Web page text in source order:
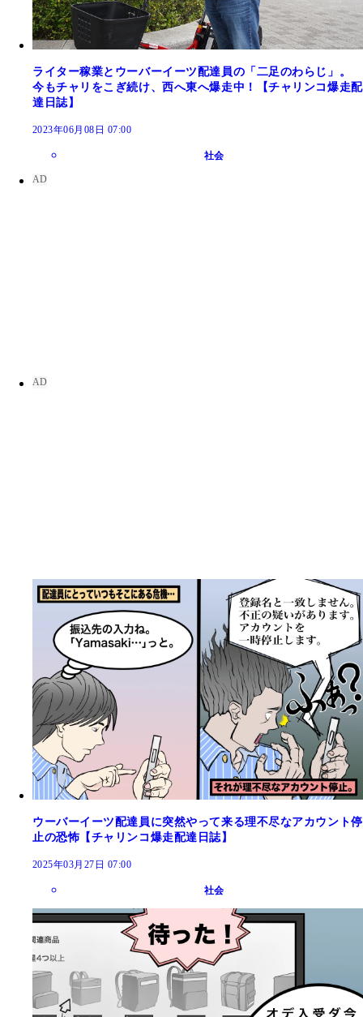
ライター稼業とウーバーイーツ配達員の「二足のわらじ」。
今もチャリをこぎ続け、西へ東へ爆走中！【チャリンコ爆走配
達日誌】
2023年06月08日 07:00
社会
ウーバーイーツ配達員に突然やって来る理不尽なアカウント停
止の恐怖【チャリンコ爆走配達日誌】
2025年03月27日 07:00
社会